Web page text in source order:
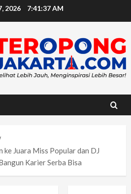
2026 7:41:38 AM
Juara Miss Popular dan DJ
Karier Serba Bisa